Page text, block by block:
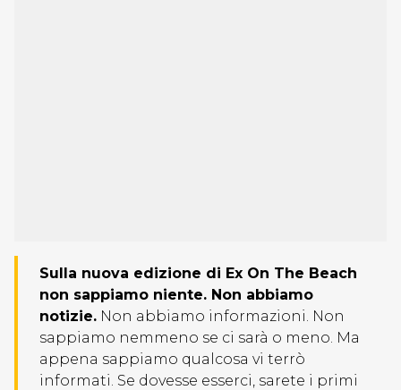
Sulla nuova edizione di Ex On The Beach
non sappiamo niente. Non abbiamo
notizie. Non abbiamo informazioni. Non
sappiamo nemmeno se ci sarà o meno. Ma
appena sappiamo qualcosa vi terrò
informati. Se dovesse esserci, sarete i primi